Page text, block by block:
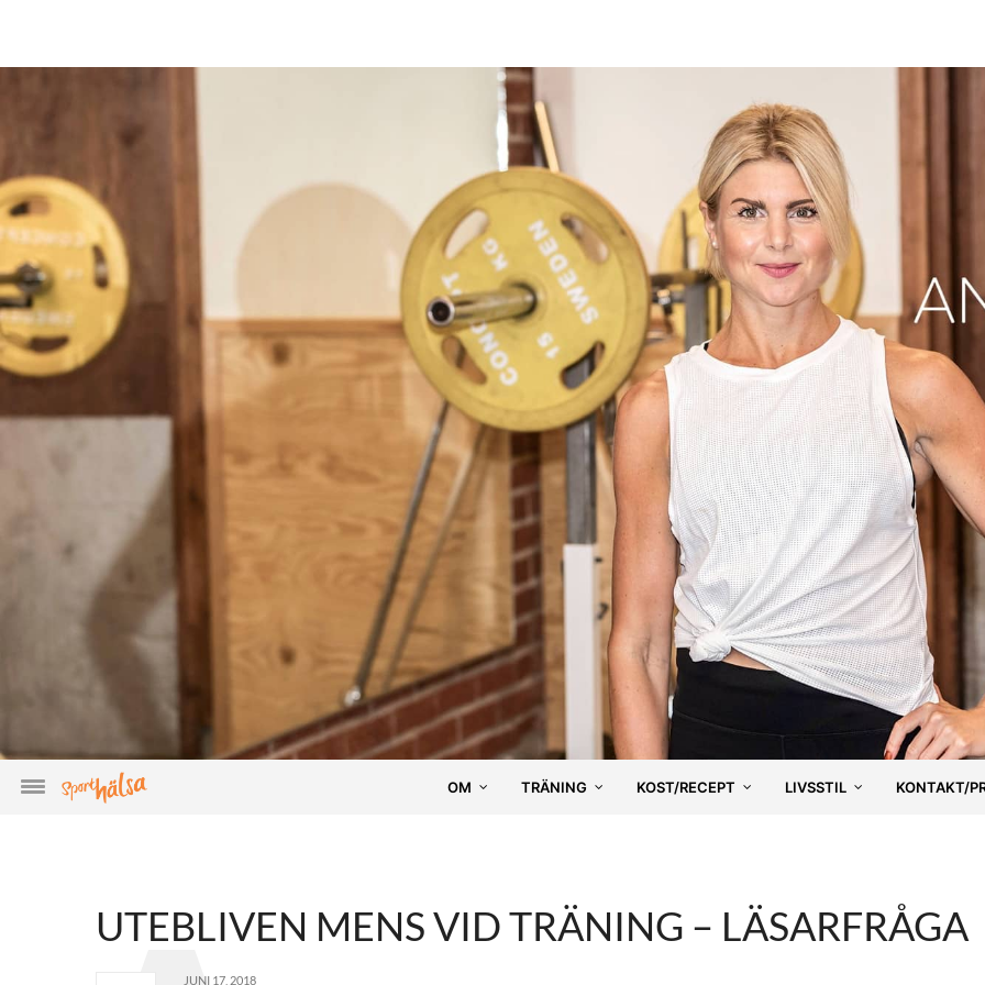
OM TRÄNING KOST/RECEPT LIVSSTIL KONTAKT/
UTEBLIVEN MENS VID TRÄNING – LÄSARFRÅGA
JUNI 17, 2018